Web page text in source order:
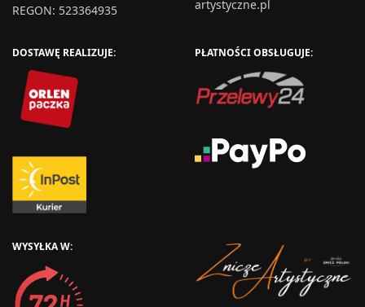
REGON: 523364935
artystyczne.pl
DOSTAWĘ REALIZUJE: PŁATNOŚCI OBSŁUGUJE:
WYSYŁKA W: